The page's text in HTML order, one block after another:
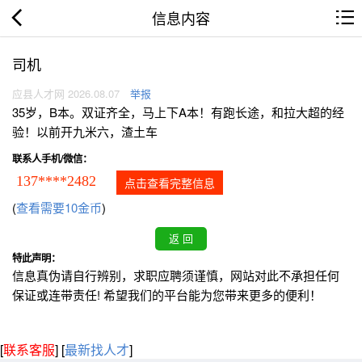
信息内容
司机
应县人才网 2026.08.07 举报
35岁，B本。双证齐全，马上下A本！有跑长途，和拉大超的经
验！以前开九米六，渣土车
联系人手机/微信：
137****2482 点击查看完整信息
(查看需要10金币)
特此声明：
信息真伪请自行辨别，求职应聘须谨慎，网站对此不承担任何
保证或连带责任! 希望我们的平台能为您带来更多的便利！
[联系客服] [最新找人才]